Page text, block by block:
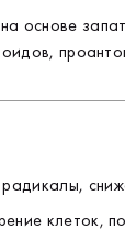
основе
клеток,